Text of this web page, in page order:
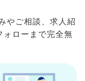
やご相談、求人紹
ローまで完全無